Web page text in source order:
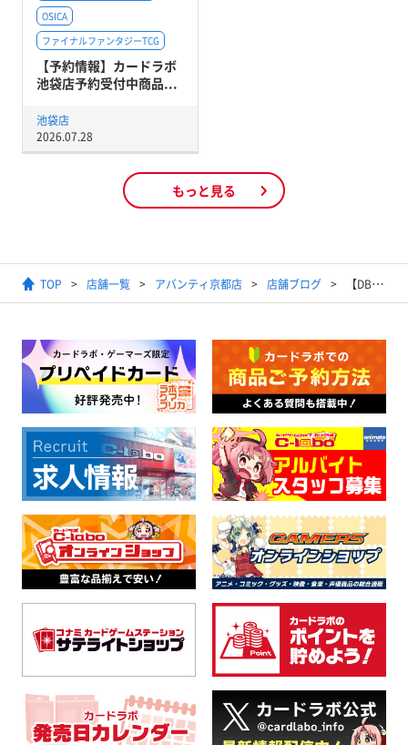
OSICA
ファイナルファンタジーTCG
【予約情報】カードラボ
池袋店予約受付中商品...
池袋店
2026.07.28
もっと見る
TOP 店舗一覧 アバンティ京都店 店舗ブログ 【DBSCG FUSION WORLD】2025年1月11日開催アルティメットバトル結果発表【優勝デッキ】